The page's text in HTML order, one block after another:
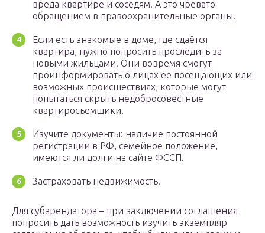
вреда квартире и соседям. А это чревато
обращением в правоохранительные органы.
Если есть знакомые в доме, где сдаётся
квартира, нужно попросить проследить за
новыми жильцами. Они вовремя смогут
проинформировать о лицах ее посещающих или
возможных происшествиях, которые могут
попытаться скрыть недобросовестные
квартиросъемщики.
Изучите документы: наличие постоянной
регистрации в РФ, семейное положение,
имеются ли долги на сайте ФССП.
Застраховать недвижимость.
Для субарендатора – при заключении соглашения
попросить дать возможность изучить экземпляр